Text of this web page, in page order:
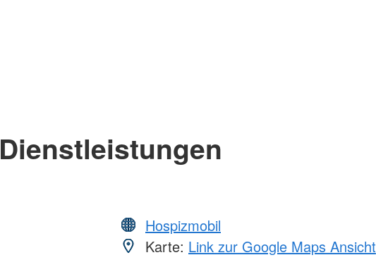
Dienstleistungen
Hospizmobil
Karte: Link zur Google Maps Ansicht